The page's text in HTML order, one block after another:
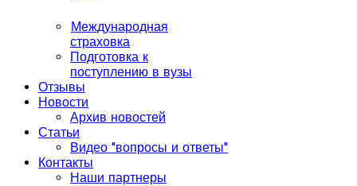
Международная
страховка
Подготовка к
поступлению в вузы
Отзывы
Новости
Архив новостей
Статьи
Видео "вопросы и ответы"
Контакты
Наши партнеры